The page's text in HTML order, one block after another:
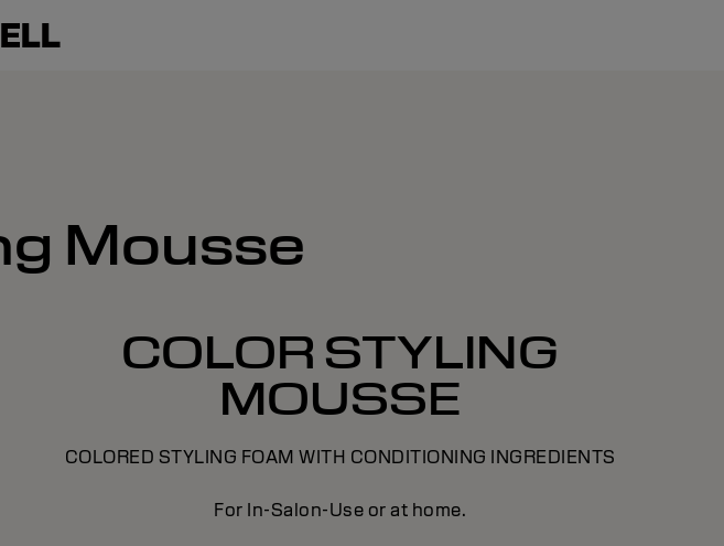
Mousse
COLOR STYLING
MOUSSE
COLORED STYLING FOAM WITH CONDITIONING INGREDIENTS
For In-Salon-Use or at home.